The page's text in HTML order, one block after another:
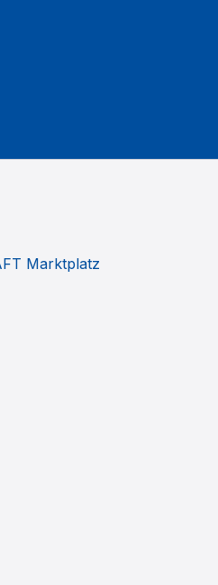
Marktplatz